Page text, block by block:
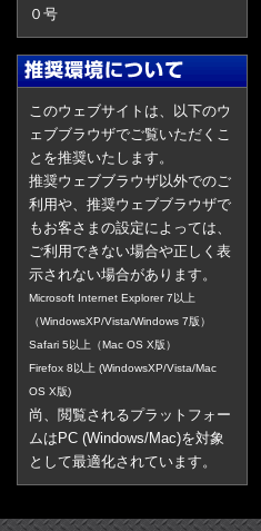
０号
このウェブサイトは、以下のウ
ェブブラウザでご覧いただくこ
とを推奨いたします。
推奨ウェブブラウザ以外でのご
利用や、推奨ウェブブラウザで
もお客さまの設定によっては、
ご利用できない場合や正しく表
示されない場合があります。
Microsoft Internet Explorer 7以上
（WindowsXP/Vista/Windows 7版）
Safari 5以上（Mac OS X版）
Firefox 8以上 (WindowsXP/Vista/Mac
OS X版)
尚、閲覧されるプラットフォー
ムはPC (Windows/Mac)を対象
として最適化されています。